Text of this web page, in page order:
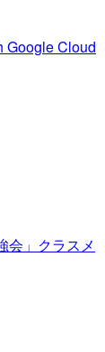
Google Cloud
会」クラスメ